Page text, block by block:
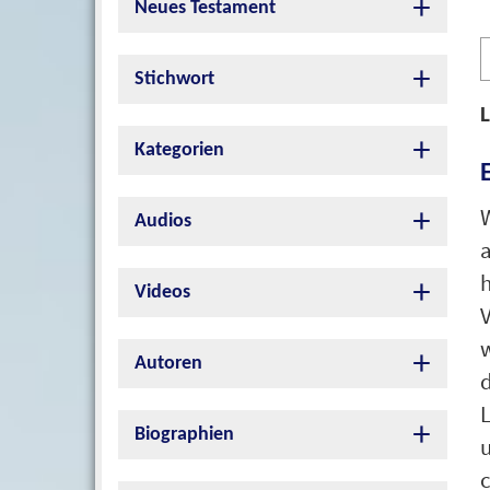
Neues Testament
Stichwort
Kategorien
Audios
Videos
Autoren
Biographien